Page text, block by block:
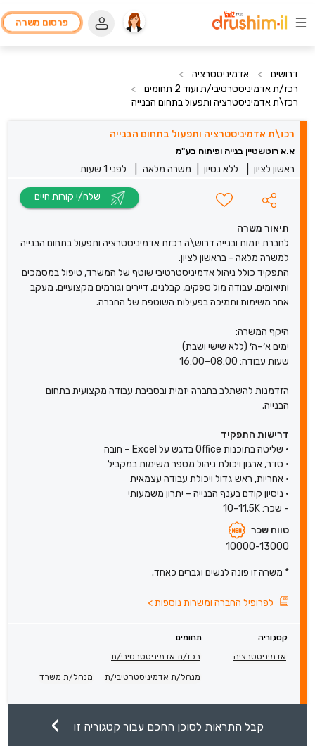
פרסום משרה
דרושים > אדמיניסטרציה
>
רכז/ת אדמיניסטרטיבי/ת ועוד 2 תחומים
>
רכז\ת אדמיניסטרציה ותפעול בתחום הבנייה
רכז\ת אדמיניסטרציה ותפעול בתחום הבנייה
א.א רוטשטיין בנייה ופיתוח בע"מ
ראשון לציון ללא נסיון משרה מלאה לפני 1 שעות
תיאור משרה
לחברת יזמות ובנייה דרוש\ה רכזת אדמיניסטרציה ותפעול בתחום הבנייה
למשרה מלאה - בראשון לציון.
התפקיד כולל ניהול אדמיניסטרטיבי שוטף של המשרד, טיפול במסמכים
ותיאומים, עבודה מול ספקים, קבלנים, דיירים וגורמים מקצועיים, מעקב
אחר משימות ותמיכה בפעילות השוטפת של החברה.
היקף המשרה:
ימים א׳–ה׳ (ללא שישי ושבת)
שעות עבודה: 08:00–16:00
הזדמנות להשתלב בחברה יזמית ובסביבת עבודה מקצועית בתחום
הבנייה.
דרישות התפקיד
• שליטה בתוכנות Office בדגש על Excel – חובה
• סדר, ארגון ויכולת ניהול מספר משימות במקביל
• אחריות, ראש גדול ויכולת עבודה עצמאית
• ניסיון קודם בענף הבנייה – יתרון משמעותי
- שכר: 10-11.5K
טווח שכר
10000-13000
* משרה זו פונה לנשים וגברים כאחד.
לפרופיל החברה ומשרות נוספות>
קטגוריה
תחומים
אדמיניסטרציה
רכז/ת אדמיניסטרטיבי/ת
מנהל/ת אדמיניסטרטיבי/ת מנהל/ת משרד
קבל התראות לסוכן החכם עבור קטגוריה זו